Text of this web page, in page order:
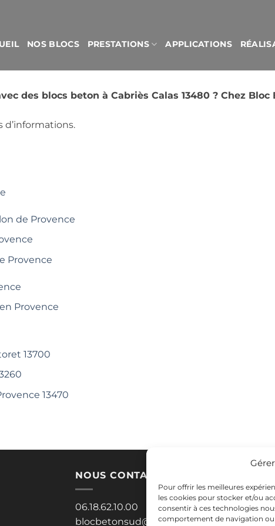
Pour offrir les meilleures
les cookies pour stocker et/ou
consentir à ces technologies
comportement de navigation ou
NOS BLOCS PRESTATIONS APPLICATIONS
des blocs beton à Cabriès Calas 13480 ? Chez Bloc
de Provence
Provence
Provence
13700
13470
NOUS CONTACTER
06.18.62.10.00
blocbetonsud@gmail.com